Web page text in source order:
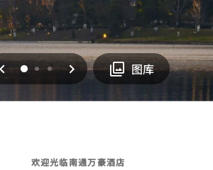
上一页
012 下一页 图库
欢迎光临南通万豪酒店